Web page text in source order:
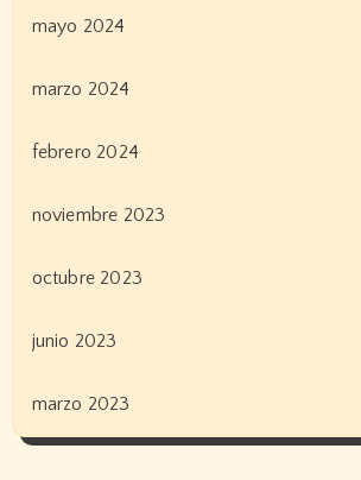
mayo 2024
marzo 2024
febrero 2024
noviembre 2023
octubre 2023
junio 2023
marzo 2023